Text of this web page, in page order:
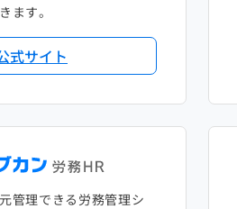
ます。
式サイト
管理できる労務管理シ